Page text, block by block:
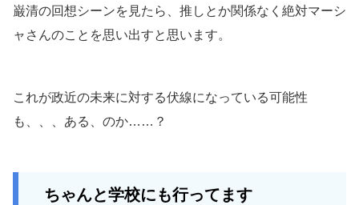
巌清の回想シーンを見たら、推しとか関係なく絶対マーシ
ャさんのことを思い出すと思います。
これが政近の未来に対する伏線になっている可能性
も、、、ある、のか……？
ちゃんと学校にも行ってます